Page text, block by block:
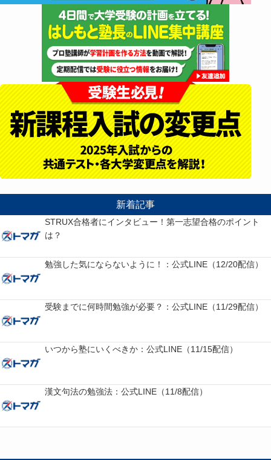
新着記事
STRUX合格者にインタビュー！第一志望合格のポイント
は？
勉強した気にならないように！：公式LINE（12/20配信）
受験までに何時間勉強が必要？：公式LINE（11/29配信）
いつから塾にいくべきか：公式LINE（11/15配信）
漢文句法の勉強法：公式LINE（11/8配信）